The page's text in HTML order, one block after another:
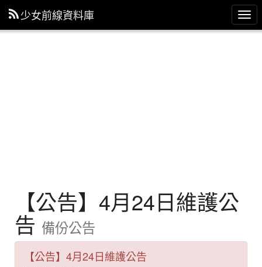
主
選
少女前線資料庫
【公告】4月24日維護公
告 備份公告
【公告】4月24日維護公告